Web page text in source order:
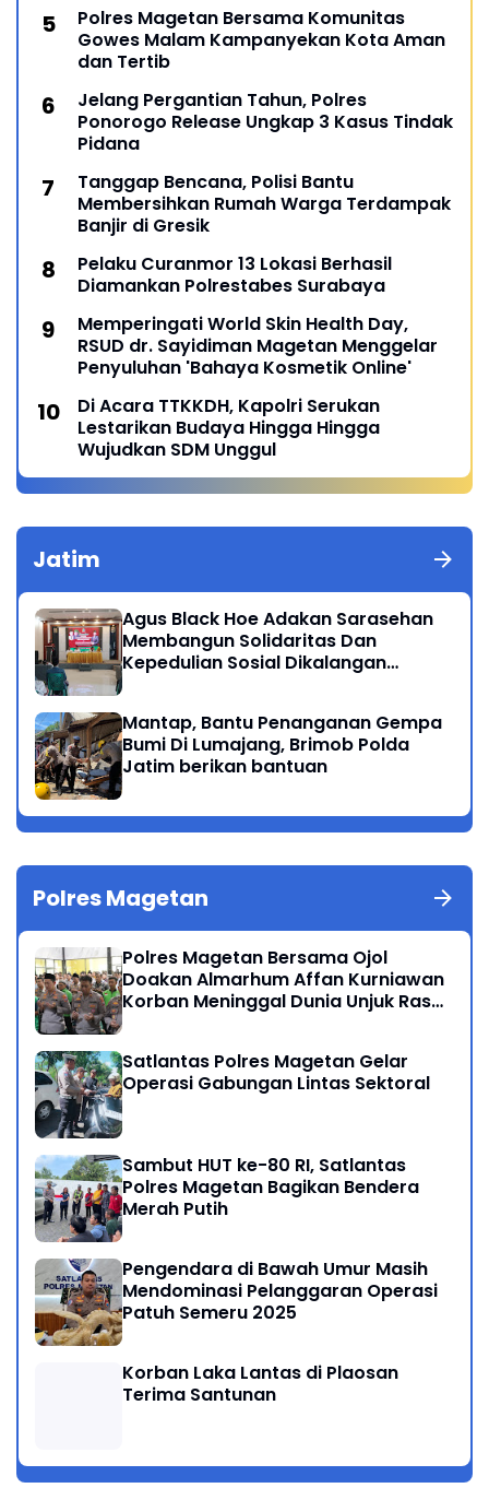
Polres Magetan Bersama Komunitas
Gowes Malam Kampanyekan Kota Aman
dan Tertib
Jelang Pergantian Tahun, Polres
Ponorogo Release Ungkap 3 Kasus Tindak
Pidana
Tanggap Bencana, Polisi Bantu
Membersihkan Rumah Warga Terdampak
Banjir di Gresik
Pelaku Curanmor 13 Lokasi Berhasil
Diamankan Polrestabes Surabaya
Memperingati World Skin Health Day,
RSUD dr. Sayidiman Magetan Menggelar
Penyuluhan 'Bahaya Kosmetik Online'
Di Acara TTKKDH, Kapolri Serukan
Lestarikan Budaya Hingga Hingga
Wujudkan SDM Unggul
Jatim
Agus Black Hoe Adakan Sarasehan
Membangun Solidaritas Dan
Kepedulian Sosial Dikalangan
Mantap, Bantu Penanganan Gempa
Bumi Di Lumajang, Brimob Polda
Jatim berikan bantuan
Polres Magetan
Polres Magetan Bersama Ojol
Doakan Almarhum Affan Kurniawan
Korban Meninggal Dunia Unjuk Rasa
Satlantas Polres Magetan Gelar
Operasi Gabungan Lintas Sektoral
Sambut HUT ke-80 RI, Satlantas
Polres Magetan Bagikan Bendera
Merah Putih
Pengendara di Bawah Umur Masih
Mendominasi Pelanggaran Operasi
Patuh Semeru 2025
Korban Laka Lantas di Plaosan
Terima Santunan